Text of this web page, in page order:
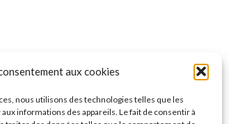
aux cookies
nous utilisons des technologies telles que les
informations des appareils. Le fait de consentir à